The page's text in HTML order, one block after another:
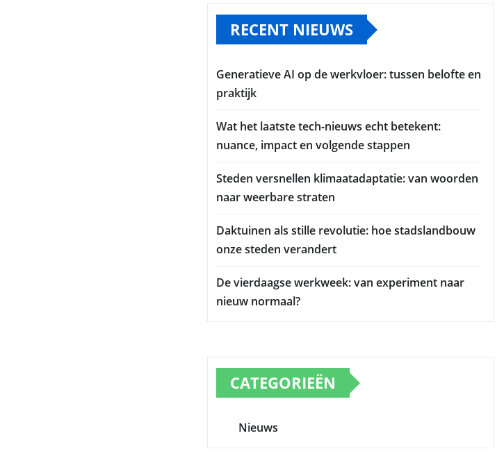
RECENT NIEUWS
Generatieve AI op de werkvloer: tussen belofte en
praktijk
Wat het laatste tech-nieuws echt betekent:
nuance, impact en volgende stappen
Steden versnellen klimaatadaptatie: van woorden
naar weerbare straten
Daktuinen als stille revolutie: hoe stadslandbouw
onze steden verandert
De vierdaagse werkweek: van experiment naar
nieuw normaal?
CATEGORIEËN
Nieuws